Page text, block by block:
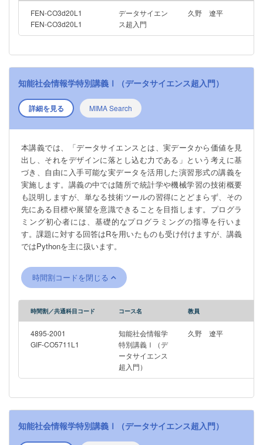
FEN-CO3d20L1
FEN-CO3d20L1
データサイエン
ス超入門
久野 遼平
知能社会情報学特別講義Ⅰ（データサイエンス超入門）
詳細を見る MIMA Search
本講義では、「データサイエンスとは、実データから価値を見
出し、それをデザインに落とし込む力である」という考えに基
づき、自由に入手可能な実データを活用した演習形式の講義を
実施します。講義の中では随所で統計学や機械学習の技術概要
も説明しますが、単なる技術ツールの習得にとどまらず、その
先にある目標や展望を意識できることを目指します。プログラ
ミング初心者には、基礎的なプログラミングの指導を行いま
す。課題に対する回答はRを用いたものも受け付けますが、講義
ではPythonを主に扱います。
時間割コードを閉じる
時間割／共通科目コード コース名 教員
4895-2001
GIF-CO5711L1
知能社会情報学
特別講義Ⅰ（デ
ータサイエンス
超入門）
久野 遼平
知能社会情報学特別講義Ⅰ（データサイエンス超入門）